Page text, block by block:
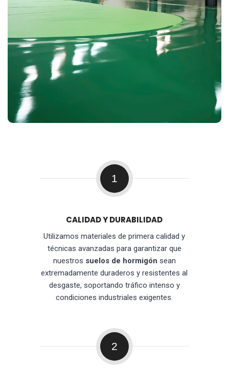
1
CALIDAD Y DURABILIDAD
Utilizamos materiales de primera calidad y
técnicas avanzadas para garantizar que
nuestros suelos de hormigón sean
extremadamente duraderos y resistentes al
desgaste, soportando tráfico intenso y
condiciones industriales exigentes.
2